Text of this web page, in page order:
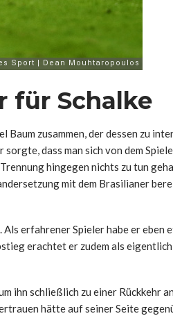
für Schalke
zusammen, der dessen zu
dass man sich von dem
hingegen nichts zu tun
mit dem Brasilianer
erfahrener Spieler habe er eben
erachtet er zudem als
ihn schließlich zu einer Rückkehr
hätte auf seiner Seite